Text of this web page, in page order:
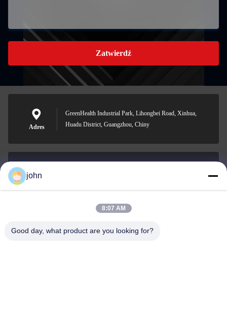
Zatwierdź
Adres
GreenHealth Industrial Park, Lihongbei Road, Xinhua,
Huadu District, Guangzhou, Chiny
0086-153-7406-6785
john
8:07 AM
Good day, what product are you looking for?